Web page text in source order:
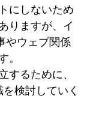
にしないため
りますが、イ
やウェブ関係
るために、
検討していく